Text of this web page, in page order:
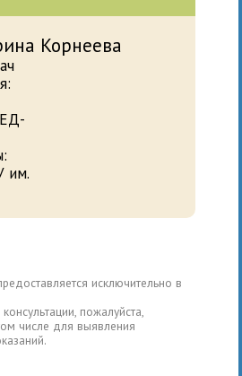
Корнеева
им.
исключительно в
пожалуйста,
числе для выявления